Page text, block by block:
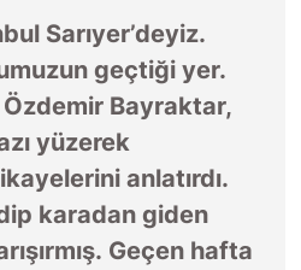
Sarıyer’deyiz.
geçtiği yer.
Bayraktar,
yüzerek
anlatırdı.
karadan giden
Geçen hafta